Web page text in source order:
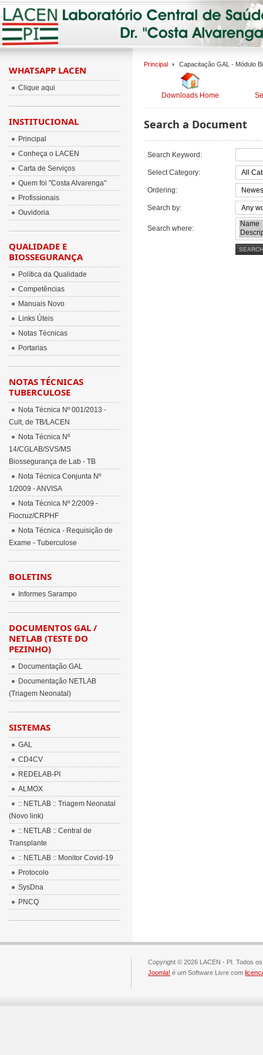
Principal Capacitação GAL - Módulo
Downloads Home
Search a Document
Search Keyword :
Select Category:
Ordering:
Search by:
Search where:
WHATSAPP LACEN
Clique aqui
INSTITUCIONAL
Principal
Conheça o LACEN
Carta de Serviços
Quem foi "Costa Alvarenga"
Profissionais
Ouvidoria
QUALIDADE E
BIOSSEGURANÇA
Política da Qualidade
Competências
Manuais Novo
Links Úteis
Notas Técnicas
Portarias
NOTAS TÉCNICAS
TUBERCULOSE
Nota Técnica Nº 001/2013 -
Cult, de TB/LACEN
Nota Técnica Nº
14/CGLAB/SVS/MS
Biossegurança de Lab - TB
Nota Técnica Conjunta Nº
1/2009 - ANVISA
Nota Técnica Nº 2/2009 -
Fiocruz/CRPHF
Nota Técnica - Requisição de
Exame - Tuberculose
BOLETINS
Informes Sarampo
DOCUMENTOS GAL /
NETLAB (TESTE DO
PEZINHO)
Documentação GAL
Documentação NETLAB
(Triagem Neonatal)
SISTEMAS
GAL
CD4CV
REDELAB-PI
ALMOX
:: NETLAB :: Triagem Neonatal
(Novo link)
:: NETLAB :: Central de
Transplante
:: NETLAB :: Monitor Covid-19
Protocolo
SysDna
PNCQ
Copyright © 2026 LACEN - PI. Todos
Joomla! é um Software Livre com